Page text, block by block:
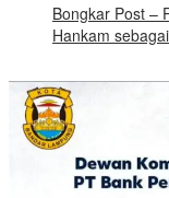
Bongkar Post –
Hankam